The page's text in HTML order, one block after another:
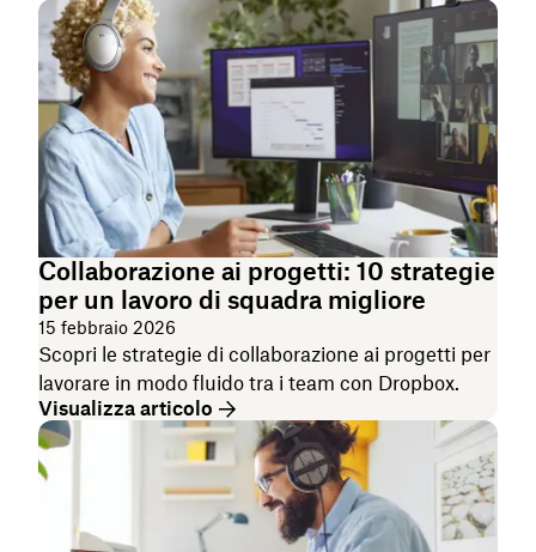
Collaborazione ai progetti: 10 strategie
per un lavoro di squadra migliore
15 febbraio 2026
Scopri le strategie di collaborazione ai progetti per
lavorare in modo fluido tra i team con Dropbox.
Visualizza articolo